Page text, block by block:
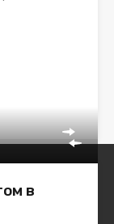
в
у моря